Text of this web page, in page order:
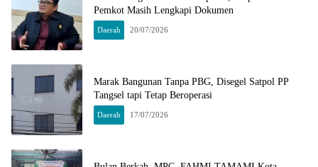
Pemkot Masih Lengkapi Dokumen
Daerah 20/07/2026
Marak Bangunan Tanpa PBG, Disegel Satpol PP
Tangsel tapi Tetap Beroperasi
Daerah 17/07/2026